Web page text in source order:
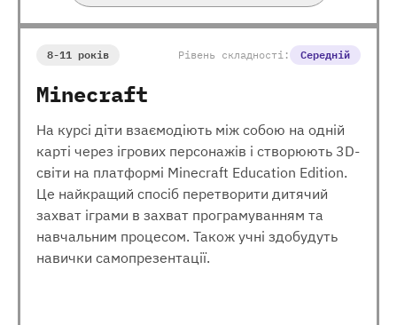
8-11 років Рівень складності: Середній
Minecraft
На курсі діти взаємодіють між собою на одній
карті через ігрових персонажів і створюють 3D-
світи на платформі Minecraft Education Edition.
Це найкращий спосіб перетворити дитячий
захват іграми в захват програмуванням та
навчальним процесом. Також учні здобудуть
навички самопрезентації.